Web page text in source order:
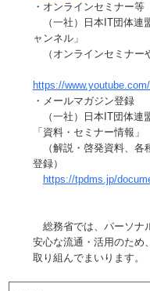
・オンラインセミナー等
（一社）日本IT団体連
ャンネル」
（オンラインセミナー
https://
・メールマガジン登録
（一社）日本IT団体連
「資料・セミナー情報」
（解説・啓発資料、各
登録）
https://tpdms.jp/
総務省では、パーソナ
安心な流通・活用のため
取り組んでまいります。